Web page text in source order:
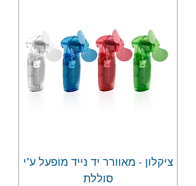
ציקלון - מאוורר יד נייד מופעל ע"י
סוללת